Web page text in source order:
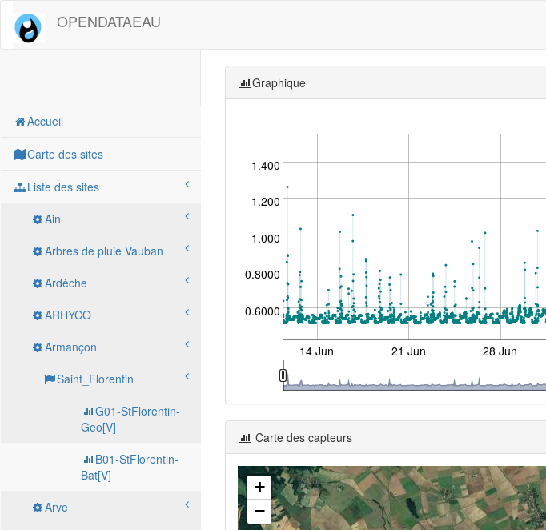
OPENDATAEAU
Accueil
Carte des sites
Liste des sites
Ain
Arbres de pluie Vauban
Ardèche
ARHYCO
Armançon
Saint_Florentin
G01-StFlorentin-
Geo[V]
B01-StFlorentin-
Bat[V]
Arve
Graphique
0.6000
0.8000
1.000
1.200
1.400
14 Jun 21 Jun 28 Jun
Carte des capteurs
+
−